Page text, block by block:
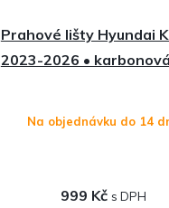
Prahové lišty Hyundai
2023-2026 •
Na objednávku do 14
999 Kč